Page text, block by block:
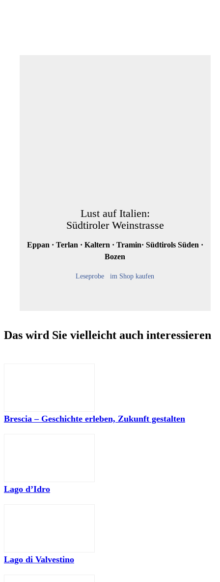
Lust auf Italien:
Südtiroler Weinstrasse
Eppan · Terlan · Kaltern · Tramin· Südtirols Süden ·
Bozen
Leseprobe im Shop kaufen
Das wird Sie vielleicht auch interessieren
Brescia – Geschichte erleben, Zukunft gestalten
Lago d’Idro
Lago di Valvestino